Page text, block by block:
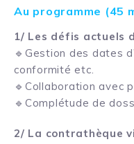
Au programme (45
1/ Les défis actuels
🔹Gestion des dates
conformité etc.
🔹Collaboration avec
🔹Complétude de
2/ La contrathèque